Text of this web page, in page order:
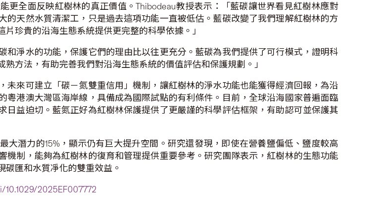
更全面反映紅樹林的真正價值。Thibodeau教授表示：「藍碳讓世界看見紅樹林應對
的天然水質清潔工，只是過去這項功能一直被低估。藍碳改變了我們理解紅樹林的方
珍貴的沿海生態系統提供更完整的科學依據。」
和淨水的功能，保護它們的理由比以往更充分。藍碳為我們提供了可行模式，證明科
方法，有助完善我們對沿海生態系統的價值評估和保護規劃。」
未來可建立「碳－氮雙重信用」機制，讓紅樹林的淨水功能也能獲得經濟回報，為沿
粵港澳大灣區海岸線，具備成為國際試點的有利條件。目前，全球沿海國家普遍面臨
日益迫切。藍氮正好為紅樹林保護提供了更嚴謹的科學評估框架，有助認可並保護其
潛力的15%，顯示仍有巨大提升空間。研究還發現，即使在營養鹽偏低、鹽度較高
機制，能夠為紅樹林的復育和管理提供重要參考。研究團隊表示，紅樹林的生態功能
匯和水質凈化的雙重效益。
2025EF007772